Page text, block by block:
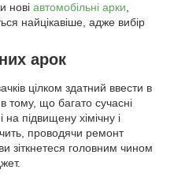
нові автомобільні арки
найцікавіше, адже вибір
арок
цілком здатний ввести в
тому, що багато сучасні
підвищену хімічну і
проводячи ремонт
зіткнетеся головним чином